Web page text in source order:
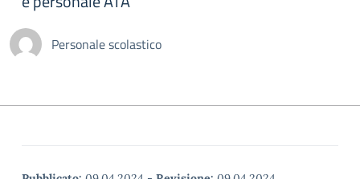
Personale scolastico